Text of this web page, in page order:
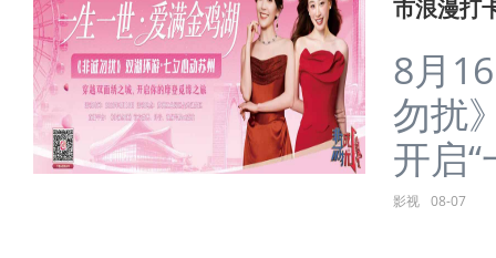
市浪漫打
8月
勿扰
开启
影视 08-07